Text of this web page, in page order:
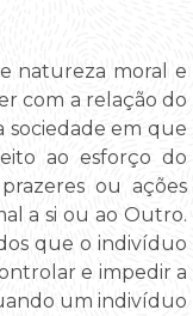
natureza moral e
com a relação do
sociedade em que
ao esforço do
ou ações
a si ou ao Outro.
que o indivíduo
e impedir a
um indivíduo